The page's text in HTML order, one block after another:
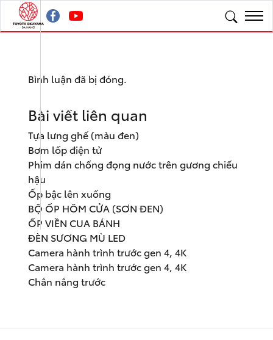
Bình luận đã bị đóng.
Bài viết liên quan
Tựa lưng ghế (màu đen)
Bơm lốp điện tử
Phim dán chống đọng nước trên gương chiếu
hậu
Ốp bậc lên xuống
BỘ ỐP HÕM CỬA (SƠN ĐEN)
ỐP VIỀN CUA BÁNH
ĐÈN SƯƠNG MÙ LED
Camera hành trình trước gen 4, 4K
Camera hành trình trước gen 4, 4K
Chắn nắng trước